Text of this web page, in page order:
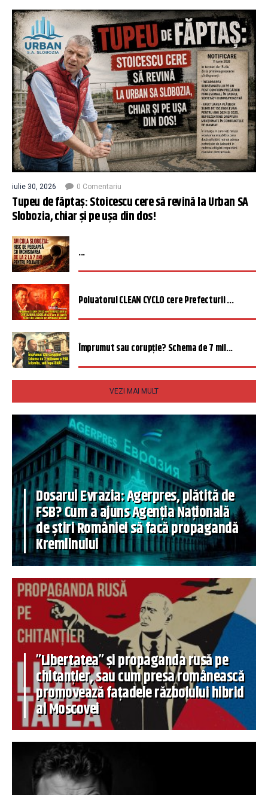
iulie 30, 2026 0 Comentariu
Tupeu de făptaș: Stoicescu cere să revină la Urban SA
Slobozia, chiar și pe ușa din dos!
...
Poluatorul CLEAN CYCLO cere Prefecturii ...
Împrumut sau corupție? Schema de 7 mil...
VEZI MAI MULT
Dosarul Evrazia: Agerpres, plătită de
FSB? Cum a ajuns Agenția Națională
de știri României să facă propagandă
Kremlinului
”Libertatea” și propaganda rusă pe
chitanțier, sau cum presa românească
promovează fațadele războiului hibrid
al Moscovei